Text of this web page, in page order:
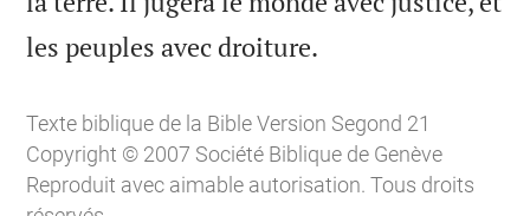
les peuples avec droiture.
Texte biblique de la Bible Version Segond 21
Copyright © 2007 Société Biblique de Genève
Reproduit avec aimable autorisation. Tous droits